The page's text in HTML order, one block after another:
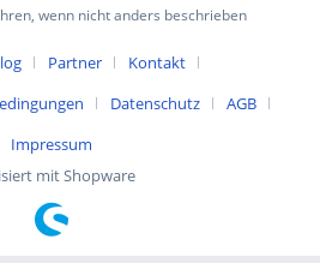
wenn nicht anders beschrieben
Partner
Kontakt
Datenschutz
AGB
Impressum
mit Shopware